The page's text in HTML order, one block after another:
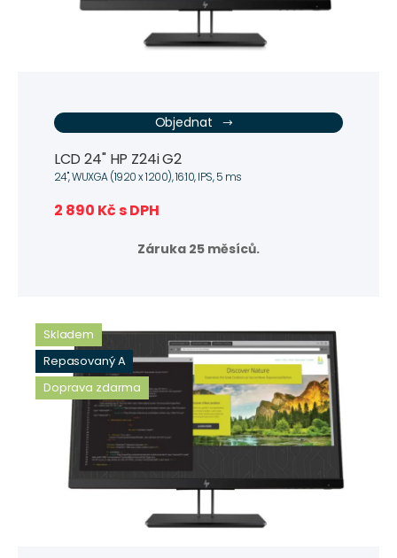
Objednat
LCD 24" HP Z24i G2
24", WUXGA (1920 x 1200), 16:10, IPS, 5 ms
2 890 Kč s DPH
Záruka 25 měsíců.
Skladem
Repasovaný A
Doprava zdarma